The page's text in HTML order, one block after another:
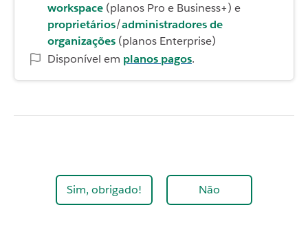
workspace (planos Pro e Business+) e
proprietários/administradores de
organizações (planos Enterprise)
Disponível em planos pagos.
Sim, obrigado! Não